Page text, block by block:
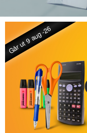
Går ut 9 aug -26